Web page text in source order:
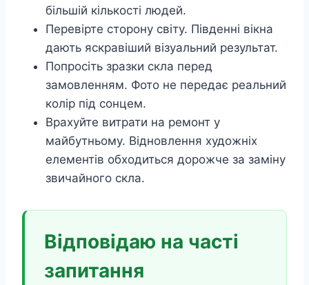
більшій кількості людей.
Перевірте сторону світу. Південні вікна
дають яскравіший візуальний результат.
Попросіть зразки скла перед
замовленням. Фото не передає реальний
колір під сонцем.
Врахуйте витрати на ремонт у
майбутньому. Відновлення художніх
елементів обходиться дорожче за заміну
звичайного скла.
Відповідаю на часті
запитання